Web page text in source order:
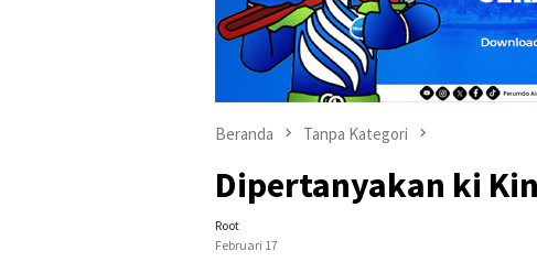
Beranda Tanpa Kategori
Dipertanyakan ki
Root
Februari 17